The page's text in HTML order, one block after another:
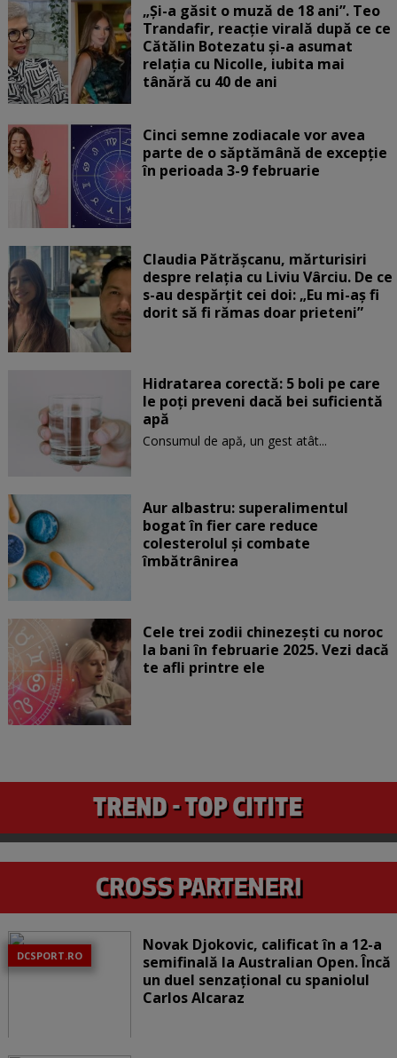
„Și-a găsit o muză de 18 ani”. Teo
Trandafir, reacție virală după ce ce
Cătălin Botezatu și-a asumat
relația cu Nicolle, iubita mai
tânără cu 40 de ani
Cinci semne zodiacale vor avea
parte de o săptămână de excepție
în perioada 3-9 februarie
Claudia Pătrășcanu, mărturisiri
despre relația cu Liviu Vârciu. De ce
s-au despărțit cei doi: „Eu mi-aș fi
dorit să fi rămas doar prieteni”
Hidratarea corectă: 5 boli pe care
le poți preveni dacă bei suficientă
apă
Consumul de apă, un gest atât...
Aur albastru: superalimentul
bogat în fier care reduce
colesterolul și combate
îmbătrânirea
Cele trei zodii chinezești cu noroc
la bani în februarie 2025. Vezi dacă
te afli printre ele
DCSPORT.RO
Novak Djokovic, calificat în a 12-a
semifinală la Australian Open. Încă
un duel senzațional cu spaniolul
Carlos Alcaraz